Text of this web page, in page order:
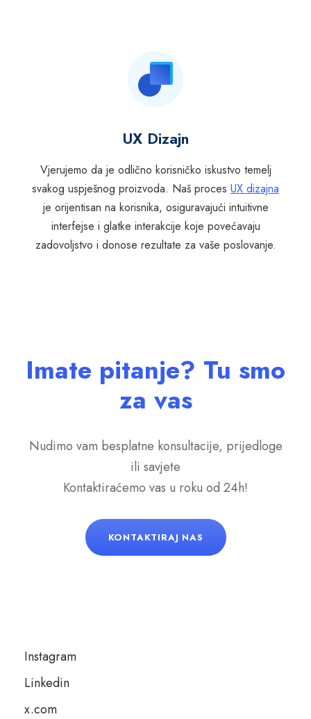
UX Dizajn
Vjerujemo da je odlično korisničko iskustvo temelj
svakog uspješnog proizvoda. Naš proces UX dizajna
je orijentisan na korisnika, osiguravajući intuitivne
interfejse i glatke interakcije koje povećavaju
zadovoljstvo i donose rezultate za vaše poslovanje.
Imate pitanje? Tu smo
za vas
Nudimo vam besplatne konsultacije, prijedloge
ili savjete
Kontaktiraćemo vas u roku od 24h!
KONTAKTIRAJ NAS
Instagram
Linkedin
x.com